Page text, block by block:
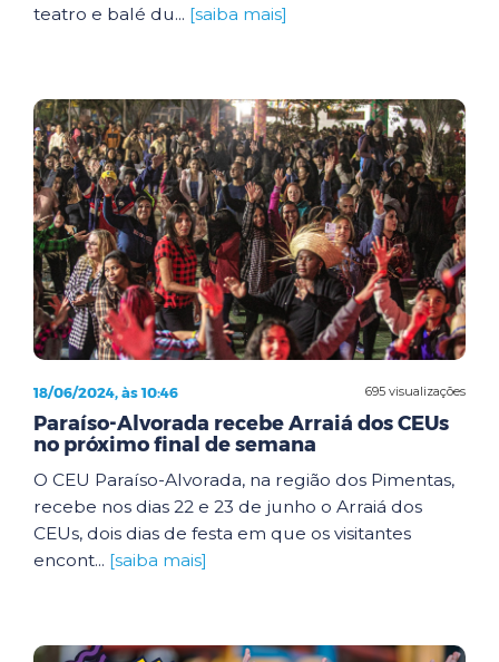
teatro e balé du... [saiba mais]
695 visualizações
18/06/2024, às 10:46
Paraíso-Alvorada recebe Arraiá dos CEUs
no próximo final de semana
O CEU Paraíso-Alvorada, na região dos Pimentas,
recebe nos dias 22 e 23 de junho o Arraiá dos
CEUs, dois dias de festa em que os visitantes
encont... [saiba mais]